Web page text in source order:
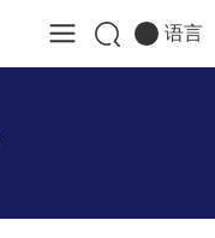
语言